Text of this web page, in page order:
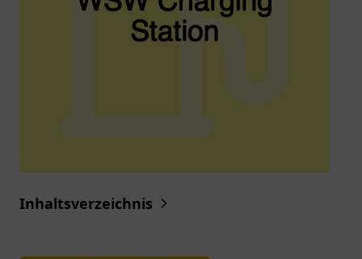
Inhaltsverzeichnis